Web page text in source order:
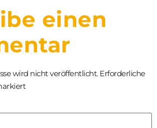
einen
wird nicht veröffentlicht. Erforderliche